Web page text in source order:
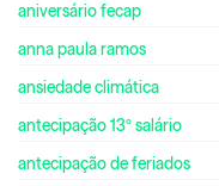
aniversário fecap
anna paula ramos
ansiedade climática
antecipação 13º salário
antecipação de feriados